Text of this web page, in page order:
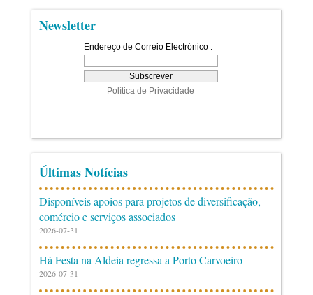
Newsletter
Últimas Notícias
Disponíveis apoios para projetos de diversificação,
comércio e serviços associados
2026-07-31
Há Festa na Aldeia regressa a Porto Carvoeiro
2026-07-31